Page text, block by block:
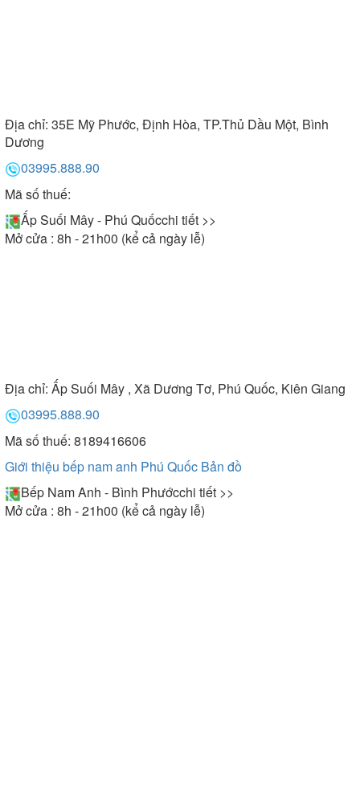
Địa chỉ: 35E Mỹ Phước, Định Hòa, TP.Thủ Dầu Một, Bình
Dương
03995.888.90
Mã số thuế:
Ấp Suối Mây - Phú Quốcchi tiết >>
Mở cửa : 8h - 21h00 (kể cả ngày lễ)
Địa chỉ: Ấp Suối Mây , Xã Dương Tơ, Phú Quốc, Kiên Giang
03995.888.90
Mã số thuế: 8189416606
Giới thiệu bếp nam anh Phú Quốc Bản đồ
Bếp Nam Anh - Bình Phướcchi tiết >>
Mở cửa : 8h - 21h00 (kể cả ngày lễ)